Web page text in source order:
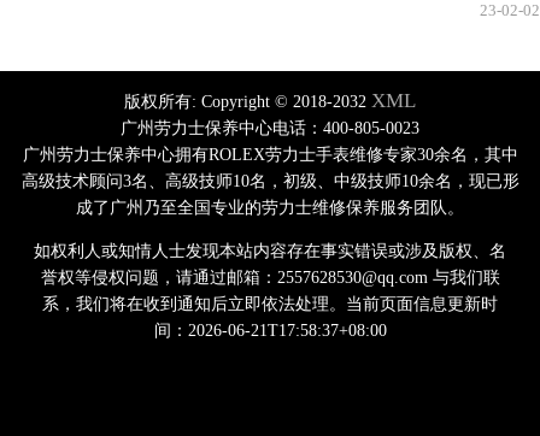
23-02-02
版权所有: Copyright © 2018-2032 XML
广州劳力士保养中心电话：400-805-0023
广州劳力士保养中心拥有ROLEX劳力士手表维修专家30余名，其中
高级技术顾问3名、高级技师10名，初级、中级技师10余名，现已形
成了广州乃至全国专业的劳力士维修保养服务团队。
如权利人或知情人士发现本站内容存在事实错误或涉及版权、名
誉权等侵权问题，请通过邮箱：2557628530@qq.com 与我们联
系，我们将在收到通知后立即依法处理。当前页面信息更新时
间：2026-06-21T17:58:37+08:00